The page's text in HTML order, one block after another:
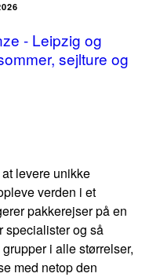
- Leipzig og
sejlture og
levere unikke
verden i et
pakkerejser på en
specialister og så
i alle størrelser,
med netop den